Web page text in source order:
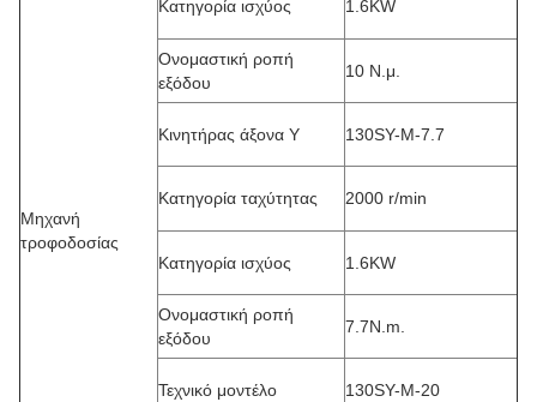
Μηχανή
τροφοδοσίας
Κατηγορία ισχύος 1.6KW
Ονομαστική ροπή
εξόδου
10 Ν.μ.
Κινητήρας άξονα Y 130SY-M-7.7
Κατηγορία ταχύτητας 2000 r/min
Κατηγορία ισχύος 1.6KW
Ονομαστική ροπή
εξόδου
7.7N.m.
Τεχνικό μοντέλο 130SY-M-20